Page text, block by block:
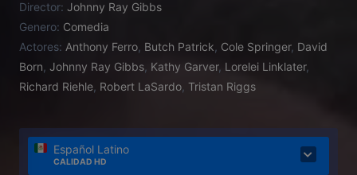
Director: Johnny Ray Gibbs
Genero: Comedia
Actores: Anthony Ferro Butch Patrick Cole Springer, David
Born Johnny Ray Gibbs Kathy Garver, Lorelei Linklater,
Richard Riehle Robert LaSardo Tristan Riggs
Español Latino
CALIDAD HD